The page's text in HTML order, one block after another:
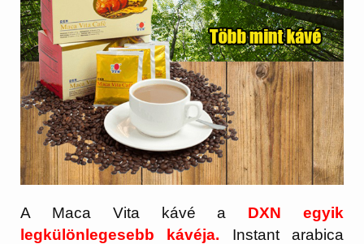
A Maca Vita kávé a DXN egyik
legkülönlegesebb kávéja.
Instant arabica